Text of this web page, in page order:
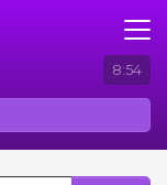
8:54